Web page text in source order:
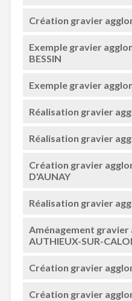
Création gravier
Exemple gravier
BESSIN
Exemple gravier
Réalisation gravier
Réalisation gravier
Création gravier
D'AUNAY
Réalisation gravier
Aménagement gravier
AUTHIEUX-SUR-
Création gravier
Création gravier